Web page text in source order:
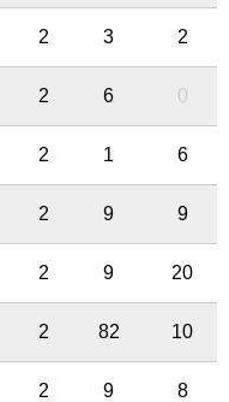
2 3 2
2 6 0
2 1 6
2 9 9
2 9 20
2 82 10
2 9 8